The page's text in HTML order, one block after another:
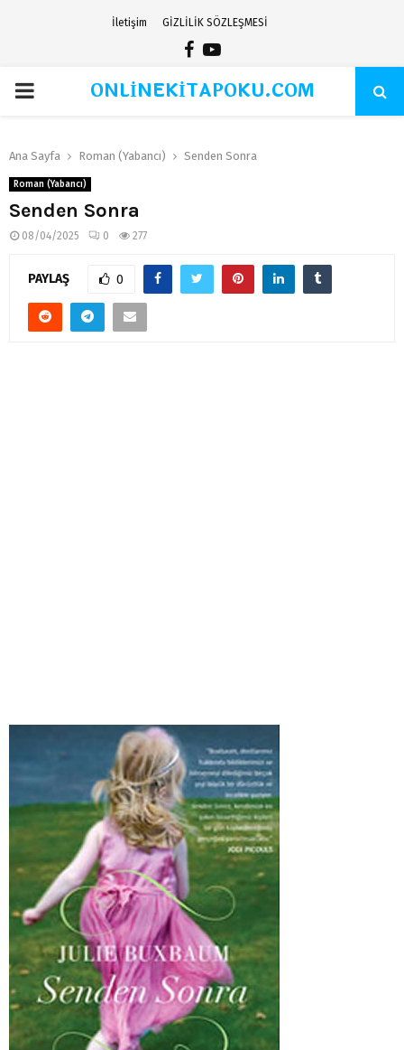
İletişim GİZLİLİK SÖZLEŞMESİ
Facebook
Youtube
PRIMARYONLİNEKİTAPOKU.COM
Ana Sayfa Roman (Yabancı) Senden Sonra
Roman (Yabancı)
Senden Sonra
08/04/2025 0 277
PAYLAŞ 0